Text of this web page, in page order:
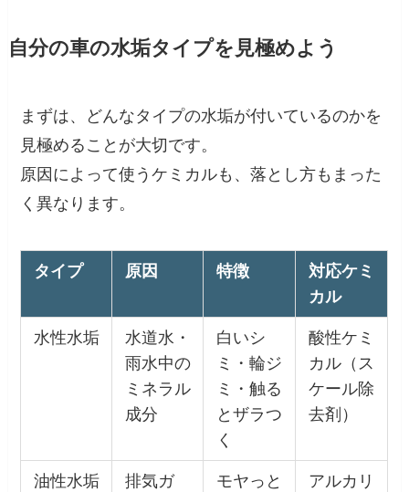
自分の車の水垢タイプを見極めよう
まずは、どんなタイプの水垢が付いているのかを
見極めることが大切です。
原因によって使うケミカルも、落とし方もまった
く異なります。
タイプ 原因 特徴
対応ケミ
カル
水性水垢
水道水・
雨水中の
ミネラル
成分
白いシ
ミ・輪ジ
ミ・触る
とザラつ
く
酸性ケミ
カル（ス
ケール除
去剤）
油性水垢
排気ガ
モヤっと
アルカリ